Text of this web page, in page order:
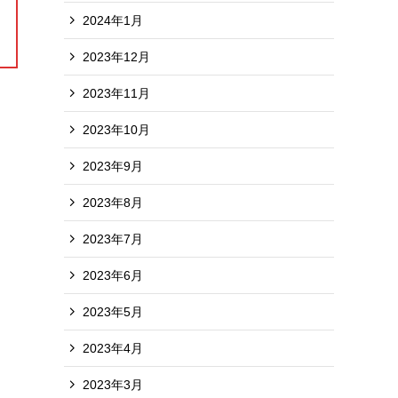
2024年1月
2023年12月
2023年11月
2023年10月
2023年9月
2023年8月
2023年7月
2023年6月
2023年5月
2023年4月
2023年3月